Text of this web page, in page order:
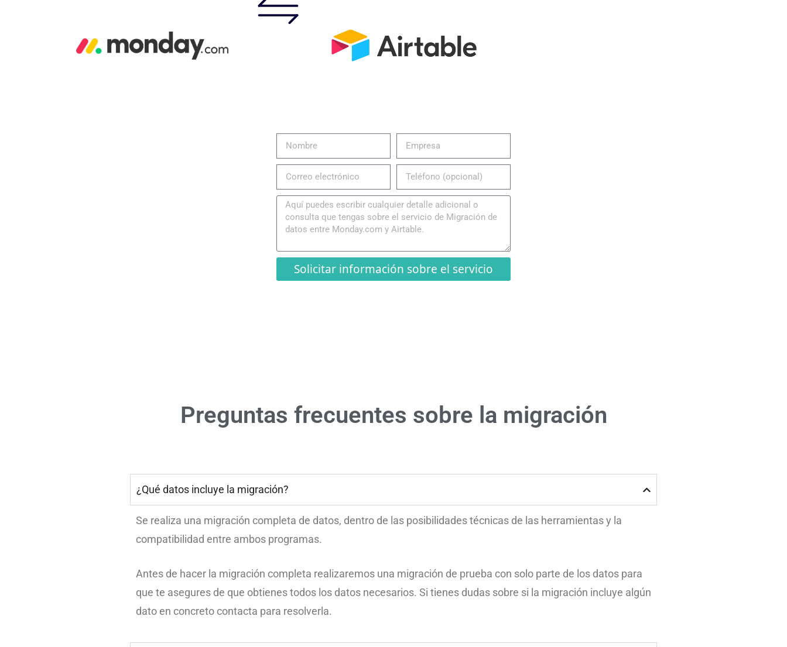
Solicitar información sobre el servicio
Preguntas frecuentes sobre la migración
¿Qué datos incluye la migración?
Se realiza una migración completa de datos, dentro de las posibilidades técnicas de las herramientas y la
compatibilidad entre ambos programas.
Antes de hacer la migración completa realizaremos una migración de prueba con solo parte de los datos para
que te asegures de que obtienes todos los datos necesarios. Si tienes dudas sobre si la migración incluye algún
dato en concreto contacta para resolverla.